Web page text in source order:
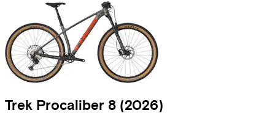
Trek Procaliber 8 (2026)